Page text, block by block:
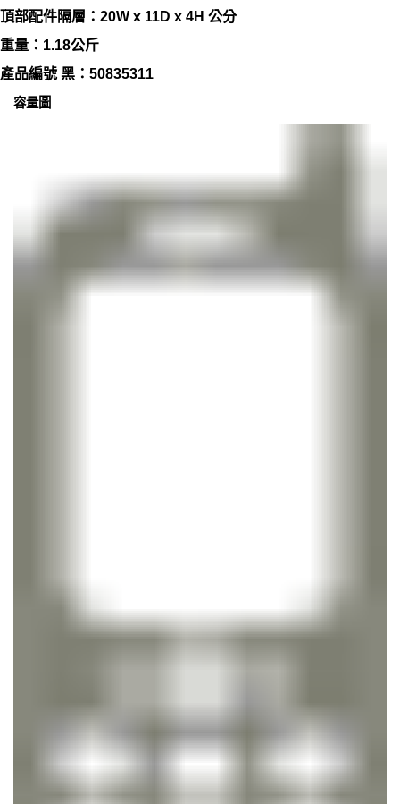
頂部配件隔層：20W x 11D x 4H 公分
重量：1.18公斤
產品編號 黑：50835311
容量圖